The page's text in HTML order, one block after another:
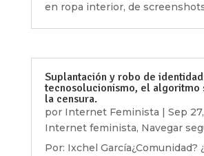
en ropa interior, de
Suplantación y robo de
tecnosolucionismo, el algoritmo
la censura.
por Internet Feminista | Sep
Internet feminista, Navegar
Por: Ixchel García¿Comunidad?